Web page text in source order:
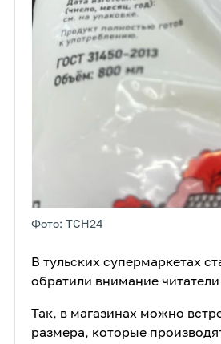
Фото: ТСН24
В тульских супермаркетах
обратили внимание
Так, в магазинах можно
размера, которые